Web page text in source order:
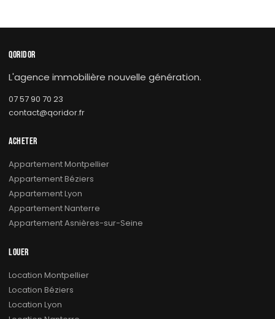
QORIDOR
L'agence immobilière nouvelle génération.
07 57 90 70 23
contact@qoridor.fr
ACHETER
Appartement Montpellier
Appartement Béziers
Appartement Lyon
Appartement Nanterre
Appartement Asnières-sur-Seine
LOUER
Location Montpellier
Location Béziers
Location Lyon